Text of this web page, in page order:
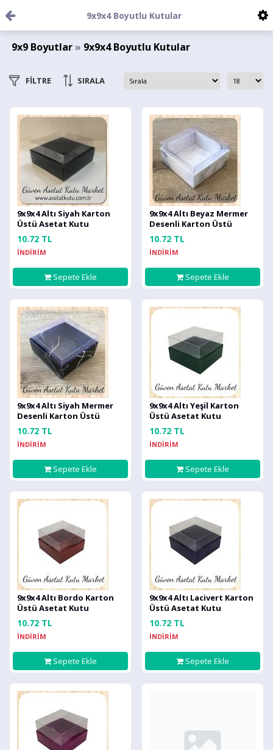
9x9x4 Boyutlu Kutular
9x9 Boyutlar» 9x9x4 Boyutlu Kutular
FİLTRE SIRALA
9x9x4 Altı Siyah Karton
Üstü Asetat Kutu
10.72 TL
İNDİRİM
Sepete Ekle
9x9x4 Altı Beyaz Mermer
Desenli Karton Üstü
Asetat Kutu
10.72 TL
İNDİRİM
Sepete Ekle
9x9x4 Altı Siyah Mermer
Desenli Karton Üstü
Asetat Kutu
10.72 TL
İNDİRİM
Sepete Ekle
9x9x4 Altı Yeşil Karton
Üstü Asetat Kutu
10.72 TL
İNDİRİM
Sepete Ekle
9x9x4 Altı Bordo Karton
Üstü Asetat Kutu
10.72 TL
İNDİRİM
Sepete Ekle
9x9x4 Altı Lacivert Karton
Üstü Asetat Kutu
10.72 TL
İNDİRİM
Sepete Ekle